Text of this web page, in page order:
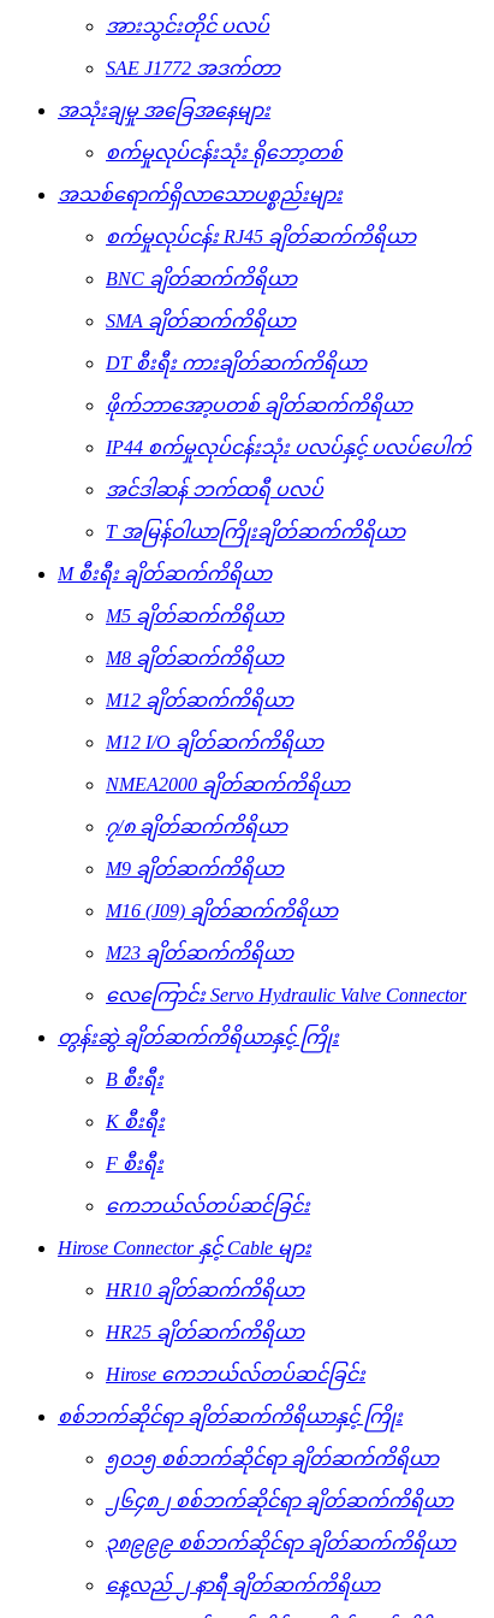
အားသွင်းတိုင် ပလပ်
SAE J1772 အဒက်တာ
အသုံးချမှု အခြေအနေများ
စက်မှုလုပ်ငန်းသုံး ရိုဘော့တစ်
အသစ်ရောက်ရှိလာသောပစ္စည်းများ
စက်မှုလုပ်ငန်း RJ45 ချိတ်ဆက်ကိရိယာ
BNC ချိတ်ဆက်ကိရိယာ
SMA ချိတ်ဆက်ကိရိယာ
DT စီးရီး ကားချိတ်ဆက်ကိရိယာ
ဖိုက်ဘာအော့ပတစ် ချိတ်ဆက်ကိရိယာ
IP44 စက်မှုလုပ်ငန်းသုံး ပလပ်နှင့် ပလပ်ပေါက်
အင်ဒါဆန် ဘက်ထရီ ပလပ်
T အမြန်ဝါယာကြိုးချိတ်ဆက်ကိရိယာ
M စီးရီး ချိတ်ဆက်ကိရိယာ
M5 ချိတ်ဆက်ကိရိယာ
M8 ချိတ်ဆက်ကိရိယာ
M12 ချိတ်ဆက်ကိရိယာ
M12 I/O ချိတ်ဆက်ကိရိယာ
NMEA2000 ချိတ်ဆက်ကိရိယာ
၇/၈ ချိတ်ဆက်ကိရိယာ
M9 ချိတ်ဆက်ကိရိယာ
M16 (J09) ချိတ်ဆက်ကိရိယာ
M23 ချိတ်ဆက်ကိရိယာ
လေကြောင်း Servo Hydraulic Valve Connector
တွန်းဆွဲ ချိတ်ဆက်ကိရိယာနှင့် ကြိုး
B စီးရီး
K စီးရီး
F စီးရီး
ကေဘယ်လ်တပ်ဆင်ခြင်း
Hirose Connector နှင့် Cable များ
HR10 ချိတ်ဆက်ကိရိယာ
HR25 ချိတ်ဆက်ကိရိယာ
Hirose ကေဘယ်လ်တပ်ဆင်ခြင်း
စစ်ဘက်ဆိုင်ရာ ချိတ်ဆက်ကိရိယာနှင့် ကြိုး
၅၀၁၅ စစ်ဘက်ဆိုင်ရာ ချိတ်ဆက်ကိရိယာ
၂၆၄၈၂ စစ်ဘက်ဆိုင်ရာ ချိတ်ဆက်ကိရိယာ
၃၈၉၉၉ စစ်ဘက်ဆိုင်ရာ ချိတ်ဆက်ကိရိယာ
နေ့လည် ၂ နာရီ ချိတ်ဆက်ကိရိယာ